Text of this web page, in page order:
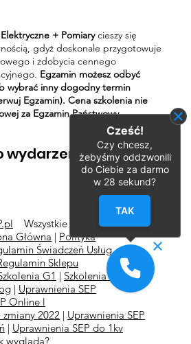
+ Pomiarycieszy się
gdyż doskonale przygotowuje
i zdobycia cennego
Egzamin możesz odbyć
wybrać inny dogodny termin
Egzamin). Cena szkolenia nie
za Egzamin Państwowy.
wydarzenie
Wszystkie Prawa
Główna | Polityka
Świadczeń Usług
Sklepu
G1 | Szkolenia G2
l
| Uprawnienia SEP
Online l
zmiany 2022 | Uprawnienia SEP
| Uprawnienia SEP do 1kv
wygląda?
Cześć!
Czy chcesz,
żebyśmy oddzwonili
do Ciebie za darmo
w 28 sekund?
TAK